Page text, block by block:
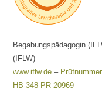
Begabungspädagogin
(IFLW)
www.iflw.de – Prüfnummer
HB-348-PR-20969